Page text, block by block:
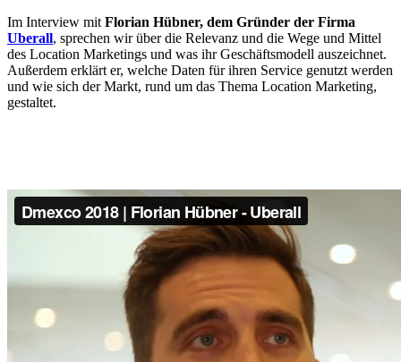
Im Interview mit Florian Hübner, dem Gründer der Firma
Uberall, sprechen wir über die Relevanz und die Wege und Mittel
des Location Marketings und was ihr Geschäftsmodell auszeichnet.
Außerdem erklärt er, welche Daten für ihren Service genutzt werden
und wie sich der Markt, rund um das Thema Location Marketing,
gestaltet.